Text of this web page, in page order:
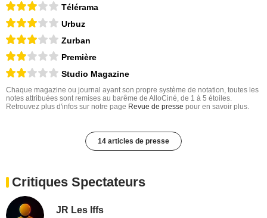
Télérama
Urbuz
Zurban
Première
Studio Magazine
Chaque magazine ou journal ayant son propre système de notation, toutes les
notes attribuées sont remises au barême de AlloCiné, de 1 à 5 étoiles.
Retrouvez plus d'infos sur notre page Revue de presse pour en savoir plus.
14 articles de presse
Critiques Spectateurs
JR Les Iffs